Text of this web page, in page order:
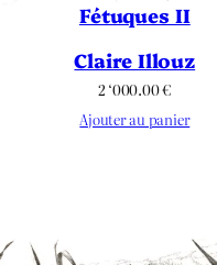
Fétuques II
Claire Illouz
2 ‘000.00€
Ajouter au panier